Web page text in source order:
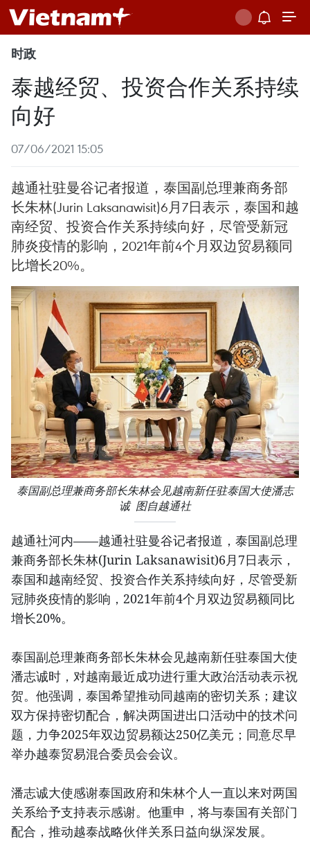
时政
泰越经贸、投资合作关系持续
向好
07/06/2021 15:05
越通社驻曼谷记者报道，泰国副总理兼商务部
长朱林(Jurin Laksanawisit)6月7日表示，泰国和越
南经贸、投资合作关系持续向好，尽管受新冠
肺炎疫情的影响，2021年前4个月双边贸易额同
比增长20%。
泰国副总理兼商务部长朱林会见越南新任驻泰国大使潘志
诚 图自越通社
越通社河内——越通社驻曼谷记者报道，泰国副总理
兼商务部长朱林(Jurin Laksanawisit)6月7日表示，
泰国和越南经贸、投资合作关系持续向好，尽管受新
冠肺炎疫情的影响，2021年前4个月双边贸易额同比
增长20%。
泰国副总理兼商务部长朱林会见越南新任驻泰国大使
潘志诚时，对越南最近成功进行重大政治活动表示祝
贺。他强调，泰国希望推动同越南的密切关系；建议
双方保持密切配合，解决两国进出口活动中的技术问
题，力争2025年双边贸易额达250亿美元；同意尽早
举办越泰贸易混合委员会会议。
潘志诚大使感谢泰国政府和朱林个人一直以来对两国
关系给予支持表示感谢。他重申，将与泰国有关部门
配合，推动越泰战略伙伴关系日益向纵深发展。